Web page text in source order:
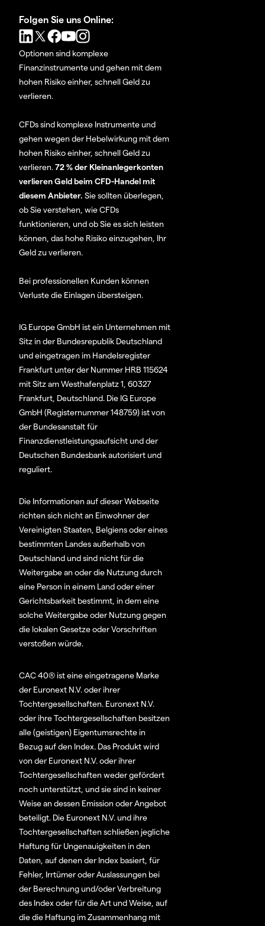
Folgen Sie uns Online:
Optionen sind komplexe
Finanzinstrumente und gehen mit dem
hohen Risiko einher, schnell Geld zu
verlieren.
CFDs sind komplexe Instrumente und
gehen wegen der Hebelwirkung mit dem
hohen Risiko einher, schnell Geld zu
verlieren.72 % der Kleinanlegerkonten
verlieren Geld beim CFD-Handel mit
diesem Anbieter. Sie sollten überlegen,
ob Sie verstehen, wie CFDs
funktionieren, und ob Sie es sich leisten
können, das hohe Risiko einzugehen, Ihr
Geld zu verlieren.
Bei professionellen Kunden können
Verluste die Einlagen übersteigen.
IG Europe GmbH ist ein Unternehmen mit
Sitz in der Bundesrepublik Deutschland
und eingetragen im Handelsregister
Frankfurt unter der Nummer HRB 115624
mit Sitz am Westhafenplatz 1, 60327
Frankfurt, Deutschland. Die IG Europe
GmbH (Registernummer 148759) ist von
der Bundesanstalt für
Finanzdienstleistungsaufsicht und der
Deutschen Bundesbank autorisiert und
reguliert.
Die Informationen auf dieser Webseite
richten sich nicht an Einwohner der
Vereinigten Staaten, Belgiens oder eines
bestimmten Landes außerhalb von
Deutschland und sind nicht für die
Weitergabe an oder die Nutzung durch
eine Person in einem Land oder einer
Gerichtsbarkeit bestimmt, in dem eine
solche Weitergabe oder Nutzung gegen
die lokalen Gesetze oder Vorschriften
verstoßen würde.
CAC 40® ist eine eingetragene Marke
der Euronext N.V. oder ihrer
Tochtergesellschaften. Euronext N.V.
oder ihre Tochtergesellschaften besitzen
alle (geistigen) Eigentumsrechte in
Bezug auf den Index. Das Produkt wird
von der Euronext N.V. oder ihrer
Tochtergesellschaften weder gefördert
noch unterstützt, und sie sind in keiner
Weise an dessen Emission oder Angebot
beteiligt. Die Euronext N.V. und ihre
Tochtergesellschaften schließen jegliche
Haftung für Ungenauigkeiten in den
Daten, auf denen der Index basiert, für
Fehler, Irrtümer oder Auslassungen bei
der Berechnung und/oder Verbreitung
des Index oder für die Art und Weise, auf
die die Haftung im Zusammenhang mit